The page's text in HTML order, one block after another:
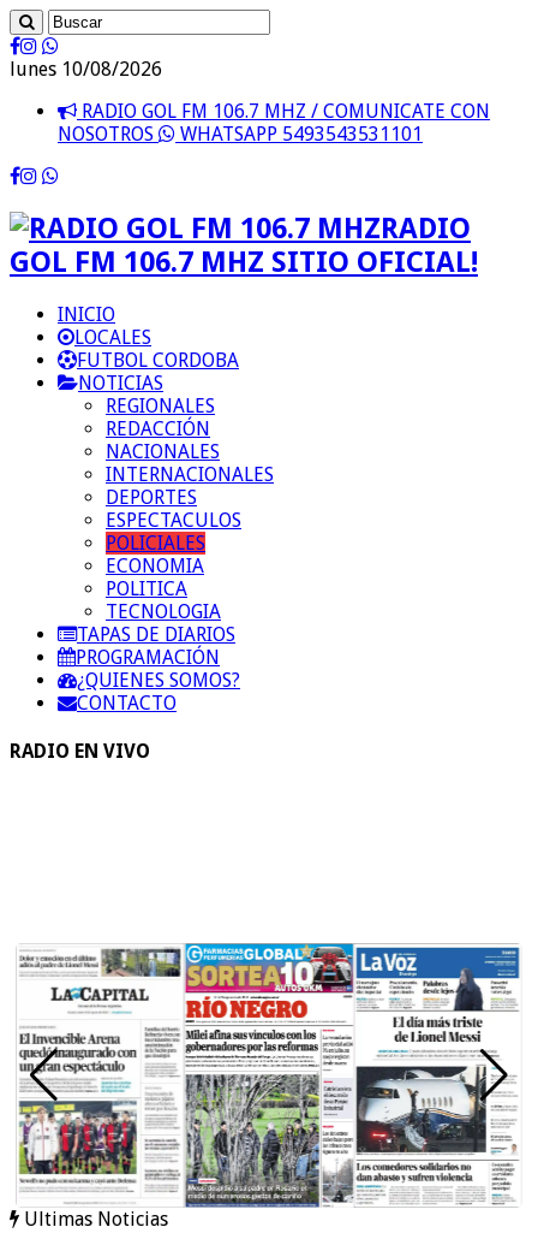
lunes 10/08/2026
RADIO GOL FM 106.7 MHZ / COMUNICATE CON
NOSOTROS
WHATSAPP 5493543531101
RADIO
GOL FM 106.7 MHZ SITIO OFICIAL!
INICIO
LOCALES
FUTBOL CORDOBA
NOTICIAS
REGIONALES
REDACCIÓN
NACIONALES
INTERNACIONALES
DEPORTES
ESPECTACULOS
POLICIALES
ECONOMIA
POLITICA
TECNOLOGIA
TAPAS DE DIARIOS
PROGRAMACIÓN
¿QUIENES SOMOS?
CONTACTO
RADIO EN VIVO
Ultimas Noticias